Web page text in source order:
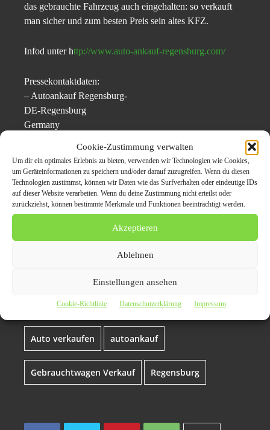
Cookie-Zustimmung verwalten
Um dir ein optimales Erlebnis zu bieten, verwenden wir Technologien wie Cookies,
um Geräteinformationen zu speichern und/oder darauf zuzugreifen. Wenn du diesen
Technologien zustimmst, können wir Daten wie das Surfverhalten oder eindeutige IDs
auf dieser Website verarbeiten. Wenn du deine Zustimmung nicht erteilst oder
zurückziehst, können bestimmte Merkmale und Funktionen beeinträchtigt werden.
Akzeptieren
Ablehnen
Einstellungen ansehen
Cookie-Richtlinie Datenschutzerklärung Impressum
das gebrauchte Fahrzeug auch eingehalten: so verkauft
man sicher und zum besten Preis sein altes KFZ.
Infod unter http://www.auto-ankauf-regensburg.com/
Pressekontaktdaten:
– Autoankauf Regensburg-
DE-Regensburg
Germany
» Telefon: 0157 50 93 4959
» E-Mail: info@auto-ankauf-Regensburg.com
Themen zum Beitrag
Autoankauf-Regensburg
als optimale Lösung beim
Gebrauchtwagen Verkauf
Auto verkaufen autoankauf
Gebrauchtwagen Verkauf Regensburg